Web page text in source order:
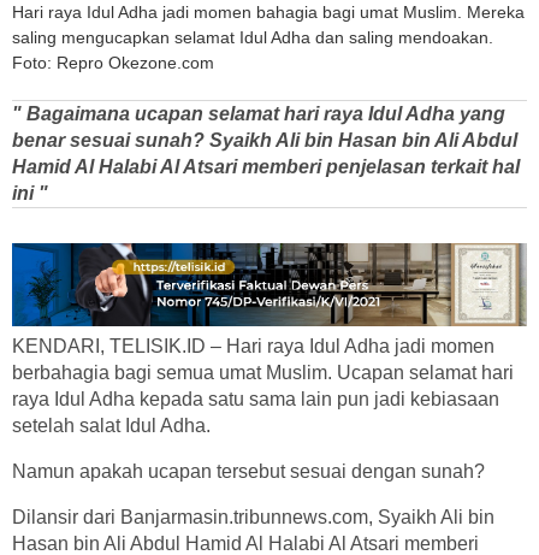
Hari raya Idul Adha jadi momen bahagia bagi umat Muslim. Mereka
saling mengucapkan selamat Idul Adha dan saling mendoakan.
Foto: Repro Okezone.com
" Bagaimana ucapan selamat hari raya Idul Adha yang
benar sesuai sunah? Syaikh Ali bin Hasan bin Ali Abdul
Hamid Al Halabi Al Atsari memberi penjelasan terkait hal
ini "
KENDARI, TELISIK.ID – Hari raya Idul Adha jadi momen
berbahagia bagi semua umat Muslim. Ucapan selamat hari
raya Idul Adha kepada satu sama lain pun jadi kebiasaan
setelah salat Idul Adha.
Namun apakah ucapan tersebut sesuai dengan sunah?
Dilansir dari Banjarmasin.tribunnews.com, Syaikh Ali bin
Hasan bin Ali Abdul Hamid Al Halabi Al Atsari memberi